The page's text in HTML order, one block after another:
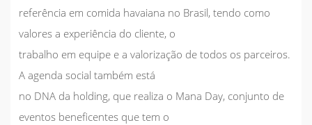
referência em comida havaiana no Brasil, tendo como
valores a experiência do cliente, o
trabalho em equipe e a valorização de todos os parceiros.
A agenda social também está
no DNA da holding, que realiza o Mana Day, conjunto de
eventos beneficentes que tem o